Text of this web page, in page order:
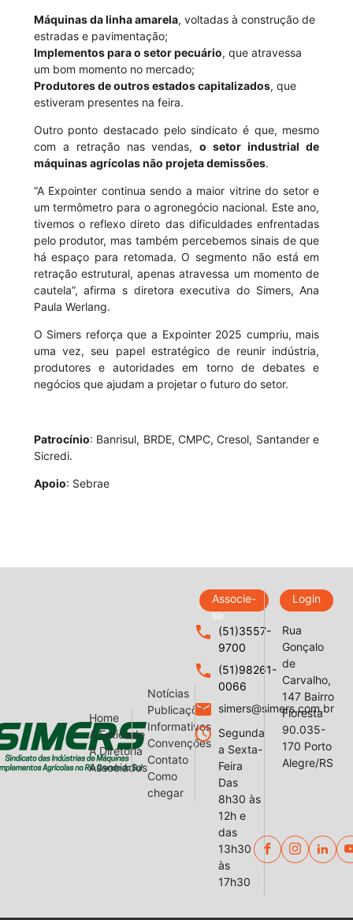
Máquinas da linha amarela, voltadas à construção de
estradas e pavimentação;
Implementos para o setor pecuário, que atravessa
um bom momento no mercado;
Produtores de outros estados capitalizados, que
estiveram presentes na feira.
Outro ponto destacado pelo sindicato é que, mesmo
com a retração nas vendas,o setor industrial de
máquinas agrícolas não projeta demissões.
“A Expointer continua sendo a maior vitrine do setor e
um termômetro para o agronegócio nacional. Este ano,
tivemos o reflexo direto das dificuldades enfrentadas
pelo produtor, mas também percebemos sinais de que
há espaço para retomada. O segmento não está em
retração estrutural, apenas atravessa um momento de
cautela”, afirma s diretora executiva do Simers, Ana
Paula Werlang.
O Simers reforça que a Expointer 2025 cumpriu, mais
uma vez, seu papel estratégico de reunir indústria,
produtores e autoridades em torno de debates e
negócios que ajudam a projetar o futuro do setor.
Patrocínio: Banrisul, BRDE, CMPC, Cresol, Santander e
Sicredi.
Apoio: Sebrae
Home
A Entidade
A Diretoria
Associados
Notícias
Publicações
Informativos
Convenções
Contato
Como
chegar
Associe-
se
Login
local_phone
(51)3557-
9700
local_phone
(51)98261-
0066
email simers@simers.com.br
query_builder Segunda
a Sexta-
Feira
Das
8h30 às
12h e
das
13h30
às
17h30
Rua
Gonçalo
de
Carvalho,
147 Bairro
Floresta
90.035-
170 Porto
Alegre/RS